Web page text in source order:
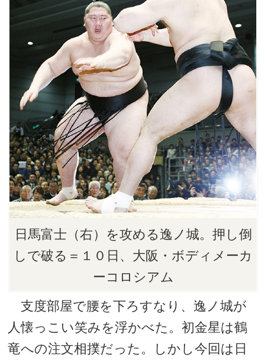
日馬富士（右）を攻める逸ノ城。押し倒
しで破る＝１０日、大阪・ボディメーカ
ーコロシアム
支度部屋で腰を下ろすなり、逸ノ城が
人懐っこい笑みを浮かべた。初金星は鶴
竜への注文相撲だった。しかし今回は日